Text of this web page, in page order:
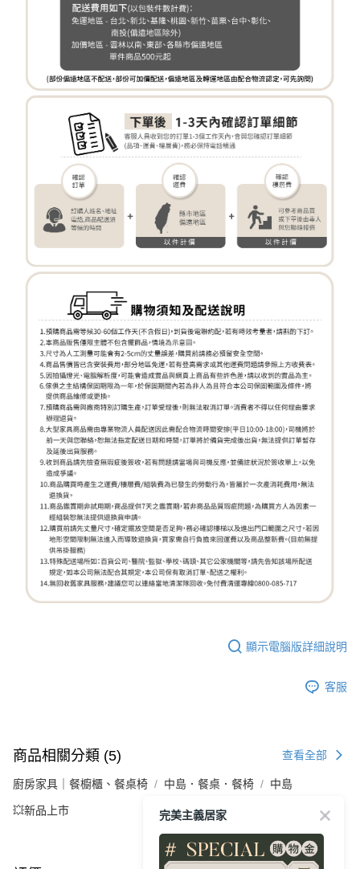
顯示電腦版詳細說明
客服
商品相關分類 (5) 查看全部
廚房家具｜餐櫥櫃、餐桌椅 中島．餐桌．餐椅 中島
💥新品上市 完美主義居家